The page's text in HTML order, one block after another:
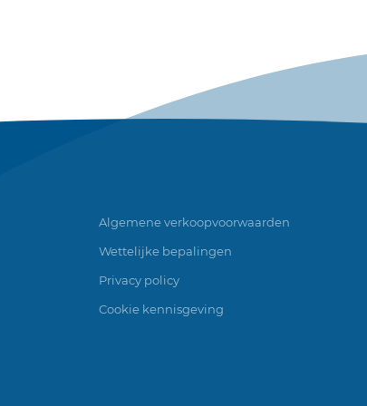
Algemene verkoopvoorwaarden
Wettelijke bepalingen
Privacy policy
Cookie kennisgeving